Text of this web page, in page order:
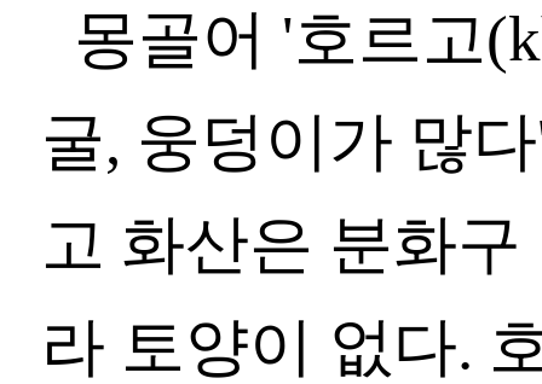
몽골어 '호르고
굴, 웅덩이가 많
고 화산은 분화
라 토양이 없다.